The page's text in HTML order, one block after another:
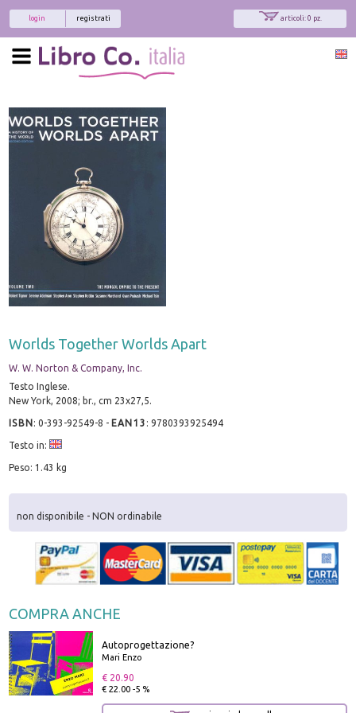
articoli: 0 pz.
registrati
login
Worlds Together Worlds Apart
W. W. Norton & Company, Inc.
Testo Inglese.
New York, 2008; br., cm 23x27,5.
ISBN:0-393-92549-8 - EAN13 :9780393925494
Testo in:
Peso: 1.43 kg
non disponibile - NON ordinabile
COMPRA ANCHE
Autoprogettazione?
Mari Enzo
€ 20.90
€ 22.00 -5 %